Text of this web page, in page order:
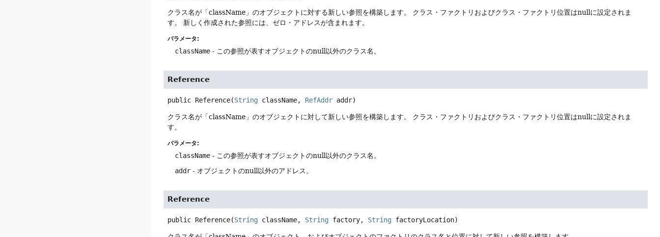
クラス名が「className」のオブジェクトに対する新しい参照を構築します。
クラス・ファクトリおよびクラス・ファクトリ位置はnullに設定されま
す。
新しく作成された参照には、ゼロ・アドレスが含まれます。
パラメータ:
className - この参照が表すオブジェクトのnull以外のクラス名。
Reference
public Reference(String className, RefAddr addr)
クラス名が「className」のオブジェクトに対して新しい参照を構築します。
クラス・ファクトリおよびクラス・ファクトリ位置はnullに設定されま
す。
パラメータ:
className - この参照が表すオブジェクトのnull以外のクラス名。
addr - オブジェクトのnull以外のアドレス。
Reference
public Reference(String className, String factory, String factoryLocation)